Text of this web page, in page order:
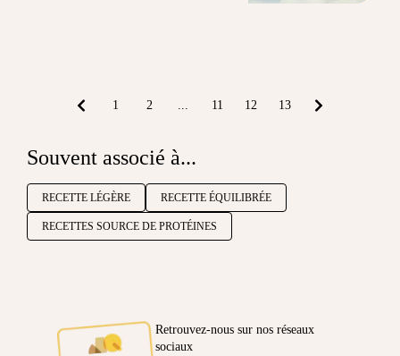
1 2 ... 11 12 13
Souvent associé à...
RECETTE LÉGÈRE RECETTE ÉQUILIBRÉE
RECETTES SOURCE DE PROTÉINES
Retrouvez-nous sur nos réseaux
sociaux